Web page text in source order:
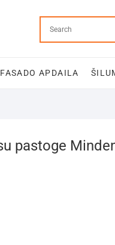
FASADO APDAILA
pastoge